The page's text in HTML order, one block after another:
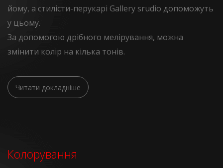
йому, а стилісти-перукарі Gallery srudio допоможуть
у цьому.
За допомогою дрібного мелірування, можна
змінити колір на кілька тонів.
Читати докладніше
Колорування